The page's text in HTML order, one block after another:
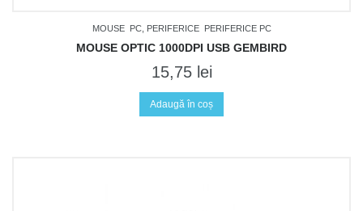
MOUSE PC, PERIFERICE PERIFERICE PC
MOUSE OPTIC 1000DPI USB GEMBIRD
15,75 lei
Adaugă în coș